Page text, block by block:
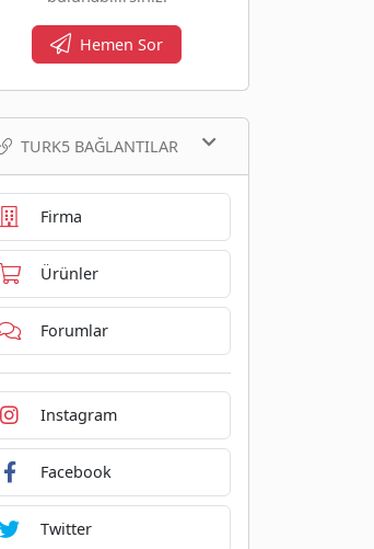
Hemen Sor
TURK5 BAĞLANTILAR
Firma
Ürünler
Forumlar
Instagram
Facebook
Twitter